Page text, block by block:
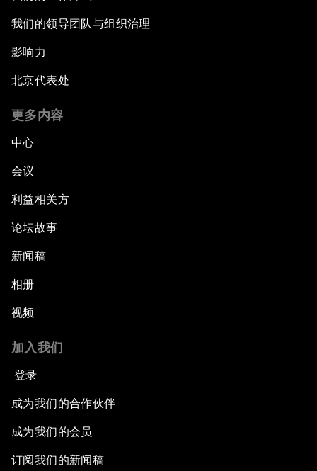
我们的领导团队与组织治理
影响力
北京代表处
更多内容
中心
会议
利益相关方
论坛故事
新闻稿
相册
视频
加入我们
登录
成为我们的合作伙伴
成为我们的会员
订阅我们的新闻稿